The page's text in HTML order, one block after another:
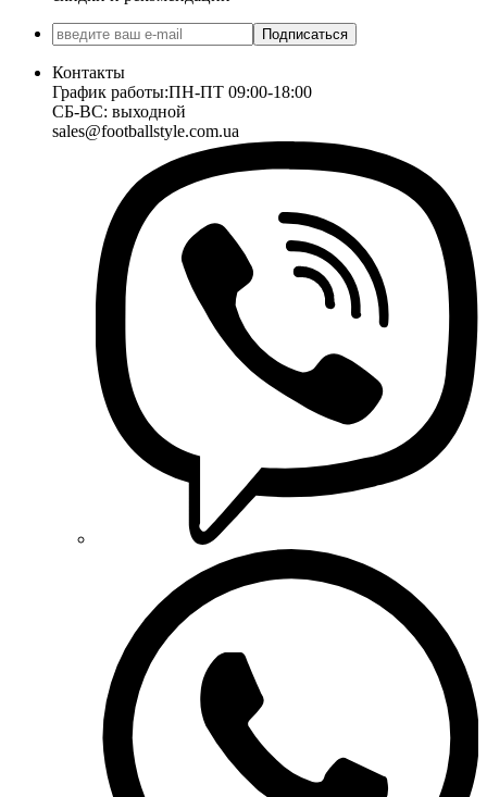
Подписаться
Контакты
График работы:ПН-ПТ 09:00-18:00
СБ-ВС: выходной
sales@footballstyle.com.ua